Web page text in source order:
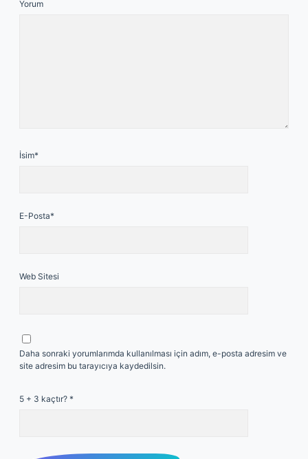
Yorum
İsim*
E-Posta*
Web Sitesi
Daha sonraki yorumlarımda kullanılması için adım, e-posta adresim ve
site adresim bu tarayıcıya kaydedilsin.
5 + 3 kaçtır? *